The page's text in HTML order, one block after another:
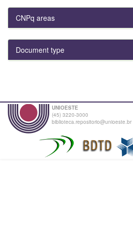
CNPq areas
Document type
UNIOESTE
(45) 3220-3000
biblioteca.repositorio@unioeste.br